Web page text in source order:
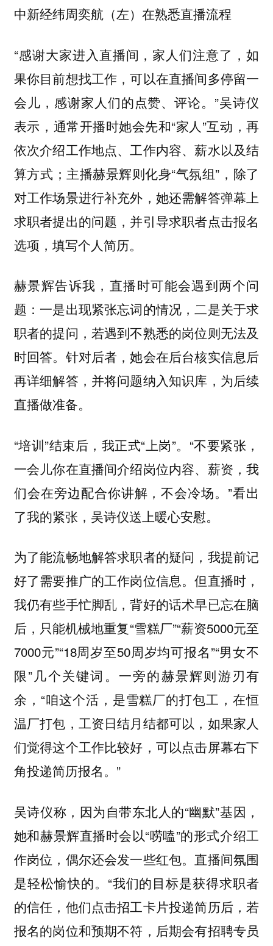
中新经纬周奕航（左）在熟悉直播流程
“感谢大家进入直播间，家人们注意了，如
果你目前想找工作，可以在直播间多停留一
会儿，感谢家人们的点赞、评论。”吴诗仪
表示，通常开播时她会先和“家人”互动，再
依次介绍工作地点、工作内容、薪水以及结
算方式；主播赫景辉则化身“气氛组”，除了
对工作场景进行补充外，她还需解答弹幕上
求职者提出的问题，并引导求职者点击报名
选项，填写个人简历。
赫景辉告诉我，直播时可能会遇到两个问
题：一是出现紧张忘词的情况，二是关于求
职者的提问，若遇到不熟悉的岗位则无法及
时回答。针对后者，她会在后台核实信息后
再详细解答，并将问题纳入知识库，为后续
直播做准备。
“培训”结束后，我正式“上岗”。“不要紧张，
一会儿你在直播间介绍岗位内容、薪资，我
们会在旁边配合你讲解，不会冷场。”看出
了我的紧张，吴诗仪送上暖心安慰。
为了能流畅地解答求职者的疑问，我提前记
好了需要推广的工作岗位信息。但直播时，
我仍有些手忙脚乱，背好的话术早已忘在脑
后，只能机械地重复“雪糕厂”“薪资5000元至
7000元”“18周岁至50周岁均可报名”“男女不
限”几个关键词。一旁的赫景辉则游刃有
余，“咱这个活，是雪糕厂的打包工，在恒
温厂打包，工资日结月结都可以，如果家人
们觉得这个工作比较好，可以点击屏幕右下
角投递简历报名。”
吴诗仪称，因为自带东北人的“幽默”基因，
她和赫景辉直播时会以“唠嗑”的形式介绍工
作岗位，偶尔还会发一些红包。直播间氛围
是轻松愉快的。“我们的目标是获得求职者
的信任，他们点击招工卡片投递简历后，若
报名的岗位和预期不符，后期会有招聘专员